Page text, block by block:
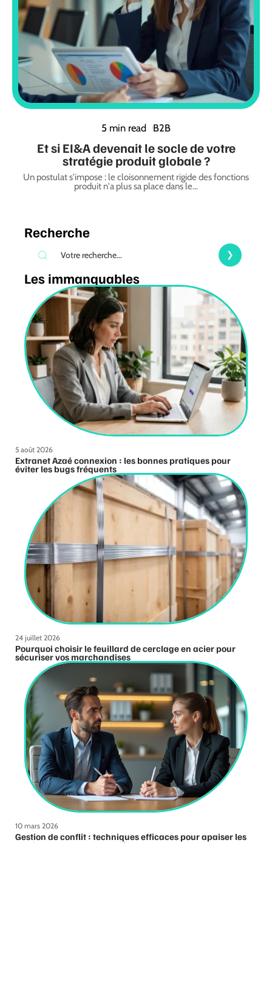
5 min read B2B
Et si EI&A devenait le socle de votre
stratégie produit globale ?
Un postulat s'impose : le cloisonnement rigide des fonctions
produit n'a plus sa place dans le…
Recherche
Les immanquables
5 août 2026
Extranet Azaé connexion : les bonnes pratiques pour
éviter les bugs fréquents
24 juillet 2026
Pourquoi choisir le feuillard de cerclage en acier pour
sécuriser vos marchandises
10 mars 2026
Gestion de conflit : techniques efficaces pour apaiser les
tensions entre deux salariés